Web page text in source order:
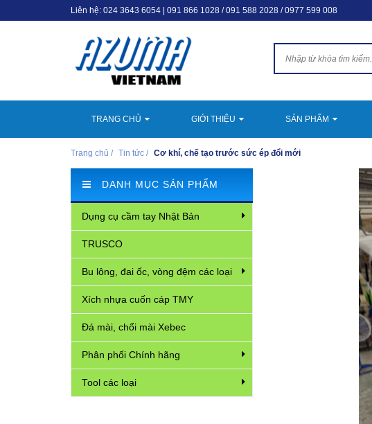
Liên hệ: 024 3643 6054 091 866 1028 / 091 588 2028 / 0977 599 008
TRANG CHỦ GIỚI THIỆU SẢN PHẨM
Trang chủ / Tin tức / Cơ khí, chế tạo trước sức ép đổi mới
DANH MỤC SẢN PHẨM
Dụng cụ cầm tay Nhật Bản
TRUSCO
Bu lông, đai ốc, vòng đệm các loại
Xích nhựa cuốn cáp TMY
Đá mài, chổi mài Xebec
Phân phối Chính hãng
Tool các loại